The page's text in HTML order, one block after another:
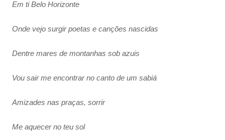
Em ti Belo Horizonte
Onde vejo surgir poetas e canções nascidas
Dentre mares de montanhas sob azuis
Vou sair me encontrar no canto de um sabiá
Amizades nas praças, sorrir
Me aquecer no teu sol